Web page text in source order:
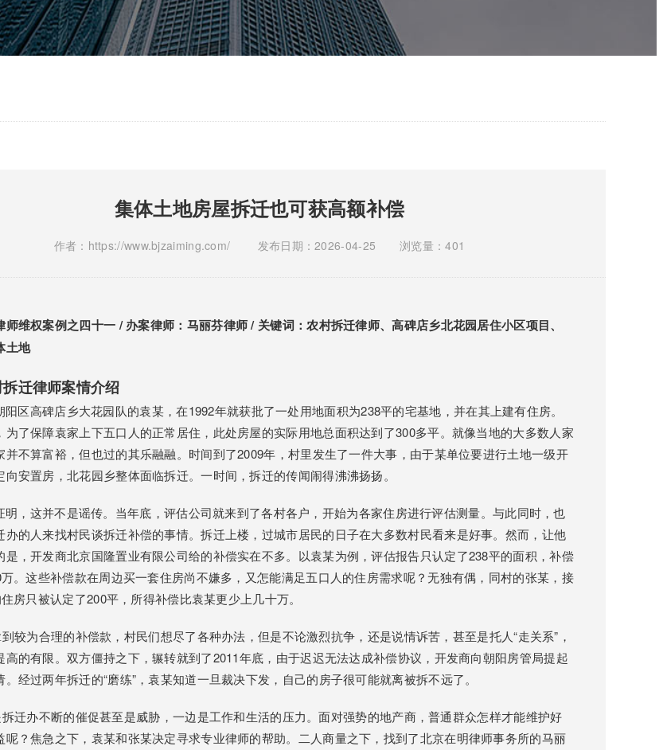
集体土地房屋拆迁也可获高额补偿
作者：https://www.bjzaiming.com/ 发布日期：2026-04-25 浏览量：401
师维权案例之四十一 / 办案律师： 马丽芬律师 / 关键词：农村拆迁律师、高碑店乡北花园居住小区项目、
土地
迁律师案情介绍
高碑店乡大花园队的袁某，在1992年就获批了一处用地面积为238平的宅基地，并在其上建有住房。
为了保障袁家上下五口人的正常居住，此处房屋的实际用地总面积达到了300多平。就像当地的大多数人家
并不算富裕，但也过的其乐融融。时间到了2009年，村里发生了一件大事，由于某单位要进行土地一级开
向安置房，北花园乡整体面临拆迁。一时间，拆迁的传闻闹得沸沸扬扬。
这并不是谣传。当年底，评估公司就来到了各村各户，开始为各家住房进行评估测量。与此同时，也
办的人来找村民谈拆迁补偿的事情。拆迁上楼，过城市居民的日子在大多数村民看来是好事。然而，让他
是，开发商北京国隆置业有限公司给的补偿实在不多。以袁某为例，评估报告只认定了238平的面积，补偿
。这些补偿款在周边买一套住房尚不嫌多，又怎能满足五口人的住房需求呢？无独有偶，同村的张某，接
房只被认定了200平，所得补偿比袁某更少上几十万。
为合理的补偿款，村民们想尽了各种办法，但是不论激烈抗争，还是说情诉苦，甚至是托人“走关系”，
高的有限。双方僵持之下，辗转就到了2011年底，由于迟迟无法达成补偿协议，开发商向朝阳房管局提起
。经过两年拆迁的“磨练”，袁某知道一旦裁决下发，自己的房子很可能就离被拆不远了。
办不断的催促甚至是威胁，一边是工作和生活的压力。面对强势的地产商，普通群众怎样才能维护好
呢？焦急之下，袁某和张某决定寻求专业律师的帮助。二人商量之下，找到了北京在明律师事务所的马丽